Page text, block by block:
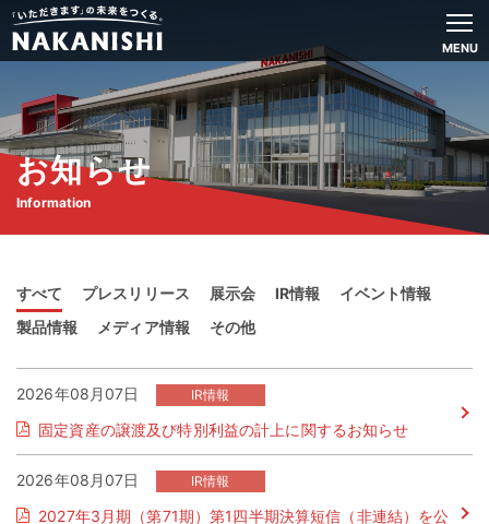
MENU
お知らせ
Information
すべて プレスリリース 展示会 IR情報
イベント情報
製品情報
メディア情報 その他
2026年08月07日
固定資産の譲渡及び特別利益の計上に関するお知らせ
2026年08月07日
2027年3月期（第71期）第1四半期決算短信（非連結）を公